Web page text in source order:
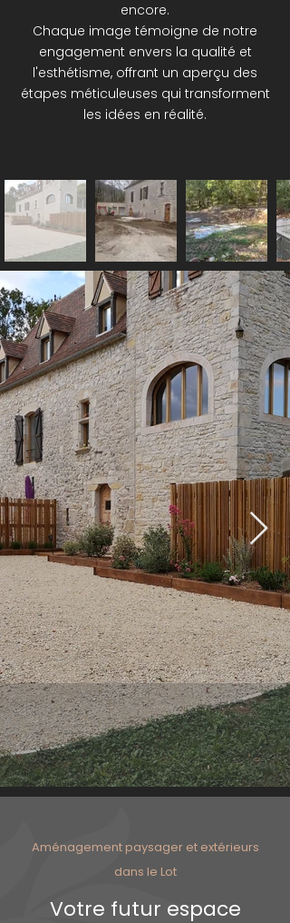
encore.
Chaque image témoigne de notre
engagement envers la qualité et
l'esthétisme, offrant un aperçu des
étapes méticuleuses qui transforment
les idées en réalité.
Aménagement paysager et extérieurs
dans le Lot
Votre futur espace